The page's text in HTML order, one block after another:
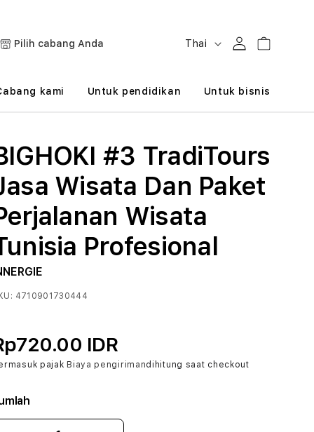
Pilih cabang Anda
B
h
a
Thai MasukKeranjang
kami Untuk pendidikan Untuk bisnis
#3 TradiTours
Wisata Dan Paket
Wisata
Profesional
4710901730444
IDR
pajak Biaya pengirimandihitung saat checkout